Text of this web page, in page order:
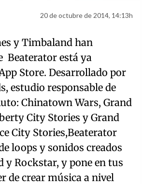
20 de octubre de 2014, 14:13h
y Timbaland han
Beaterator está ya
Store. Desarrollado por
estudio responsable de
Chinatown Wars, Grand
City Stories y Grand
City Stories,Beaterator
loops y sonidos creados
y Rockstar, y pone en tus
de crear música a nivel